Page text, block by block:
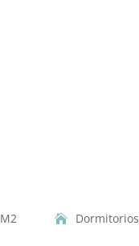
M2 Dormitorios